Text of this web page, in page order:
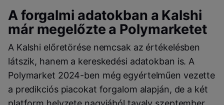
A forgalmi adatokban a Kalshi
már megelőzte a Polymarketet
A Kalshi előretörése nemcsak az értékelésben
látszik, hanem a kereskedési adatokban is. A
Polymarket 2024-ben még egyértelműen vezette
a predikciós piacokat forgalom alapján, de a két